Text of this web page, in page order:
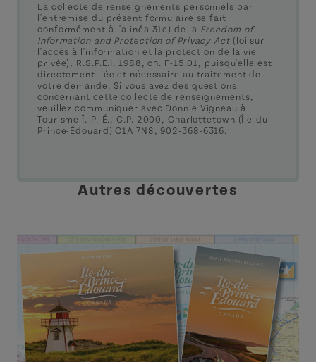
La collecte de renseignements personnels par
l'entremise du présent formulaire se fait
conformément à l'alinéa 31c) de la Freedom of
Information and Protection of Privacy Act (loi sur
l'accès à l'information et la protection de la vie
privée), R.S.P.E.I. 1988, ch. F-15.01, puisqu'elle est
directement liée et nécessaire au traitement de
votre demande. Si vous avez des questions
concernant cette collecte de renseignements,
veuillez communiquer avec Donnie Vigneau à
Tourisme Î.-P.-É., C.P. 2000, Charlottetown (Île-du-
Prince-Édouard) C1A 7N8, 902-368-6316.
Autres découvertes